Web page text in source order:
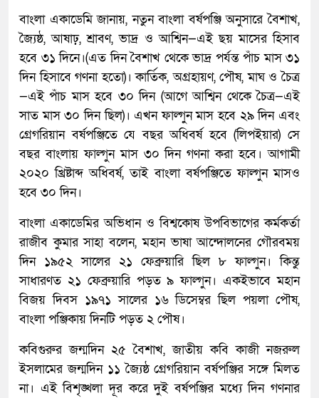
বাংলা একাডেমি জানায়, নতুন বাংলা বর্ষপঞ্জি অনুসারে বৈশাখ,
জ্যৈষ্ঠ, আষাঢ়, শ্রাবণ, ভাদ্র ও আশ্বিন—এই ছয় মাসের হিসাব
হবে ৩১ দিনে।(এত দিন বৈশাখ থেকে ভাদ্র পর্যন্ত পাঁচ মাস ৩১
দিন হিসাবে গণনা হতো)। কার্তিক, অগ্রহায়ণ, পৌষ, মাঘ ও চৈত্র
—এই পাঁচ মাস হবে ৩০ দিন (আগে আশ্বিন থেকে চৈত্র—এই
সাত মাস ৩০ দিন ছিল)। এখন ফাল্গুন মাস হবে ২৯ দিন এবং
গ্রেগরিয়ান বর্ষপঞ্জিতে যে বছর অধিবর্ষ হবে (লিপইয়ার) সে
বছর বাংলায় ফাল্গুন মাস ৩০ দিন গণনা করা হবে। আগামী
২০২০ খ্রিষ্টাব্দ অধিবর্ষ, তাই বাংলা বর্ষপঞ্জিতে ফাল্গুন মাসও
হবে ৩০ দিন।
বাংলা একাডেমির অভিধান ও বিশ্বকোষ উপবিভাগের কর্মকর্তা
রাজীব কুমার সাহা বলেন, মহান ভাষা আন্দোলনের গৌরবময়
দিন ১৯৫২ সালের ২১ ফেব্রুয়ারি ছিল ৮ ফাল্গুন। কিন্তু
সাধারণত ২১ ফেব্রুয়ারি পড়ত ৯ ফাল্গুন। একইভাবে মহান
বিজয় দিবস ১৯৭১ সালের ১৬ ডিসেম্বর ছিল পয়লা পৌষ,
বাংলা পঞ্জিকায় দিনটি পড়ত ২ পৌষ।
কবিগুরুর জন্মদিন ২৫ বৈশাখ, জাতীয় কবি কাজী নজরুল
ইসলামের জন্মদিন ১১ জ্যৈষ্ঠ গ্রেগরিয়ান বর্ষপঞ্জির সঙ্গে মিলত
না। এই বিশৃঙ্খলা দূর করে দুই বর্ষপঞ্জির মধ্যে দিন গণনার